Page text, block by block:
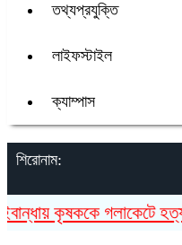
তথ্যপ্রযুক্তি
লাইফস্টাইল
ক্যাম্পাস
শিরোনাম:
কৃষককে গলাকেটে হত্যা